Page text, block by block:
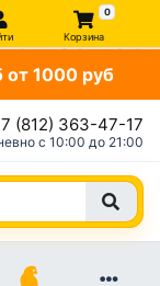
0
Корзина
от 1000 руб
(812) 363-47-17
c 10:00 до 21:00